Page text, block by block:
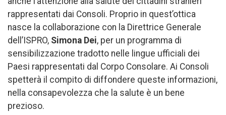
rappresentati dai Consoli. Proprio in quest’ottica
nasce la collaborazione con la Direttrice Generale
dell’ISPRO, Simona Dei, per un programma di
sensibilizzazione tradotto nelle lingue ufficiali dei
Paesi rappresentati dal Corpo Consolare. Ai Consoli
spetterà il compito di diffondere queste informazioni,
nella consapevolezza che la salute è un bene
prezioso.